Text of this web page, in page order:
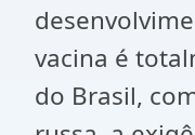
vacina é
do Brasil,